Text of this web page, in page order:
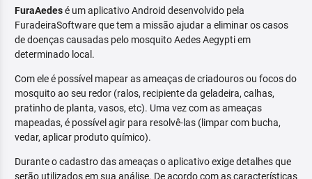
FuraAedesé um aplicativo Android desenvolvido pela
FuradeiraSoftware que tem a missão ajudar a eliminar os casos
de doenças causadas pelo mosquito Aedes Aegypti em
determinado local.
Com ele é possível mapear as ameaças de criadouros ou focos do
mosquito ao seu redor (ralos, recipiente da geladeira, calhas,
pratinho de planta, vasos, etc). Uma vez com as ameaças
mapeadas, é possível agir para resolvê-las (limpar com bucha,
vedar, aplicar produto químico).
Durante o cadastro das ameaças o aplicativo exige detalhes que
serão utilizados em sua análise. De acordo com as características